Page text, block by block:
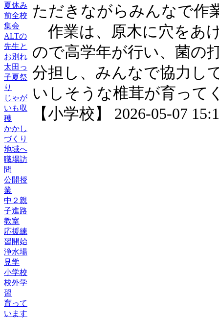
夏休み
前全校
集会
ALTの
先生と
お別れ
太田っ
子夏祭
り
じゃが
いも収
穫
かかし
づくり
地域へ
職場訪
問
公開授
業
中２親
子進路
教室
応援練
習開始
浄水場
見学
小学校
校外学
習
育って
います
ただきながらみんなで作
作業は、原木に穴をあ
ので高学年が行い、菌の
分担し、みんなで協力し
いしそうな椎茸が育って
【小学校】 2026-05-07